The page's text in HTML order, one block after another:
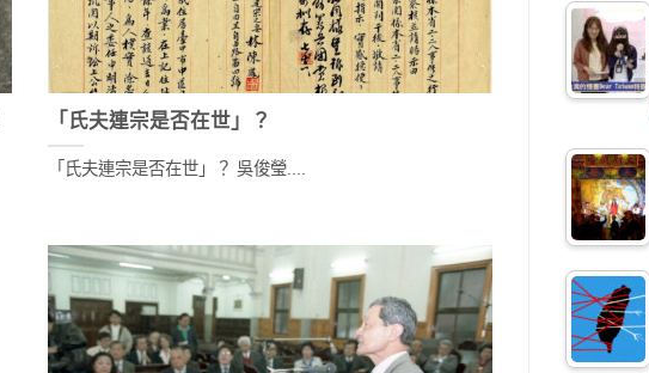
「氏夫連宗是否在世」？
「氏夫連宗是否在世」？ 吳俊瑩....